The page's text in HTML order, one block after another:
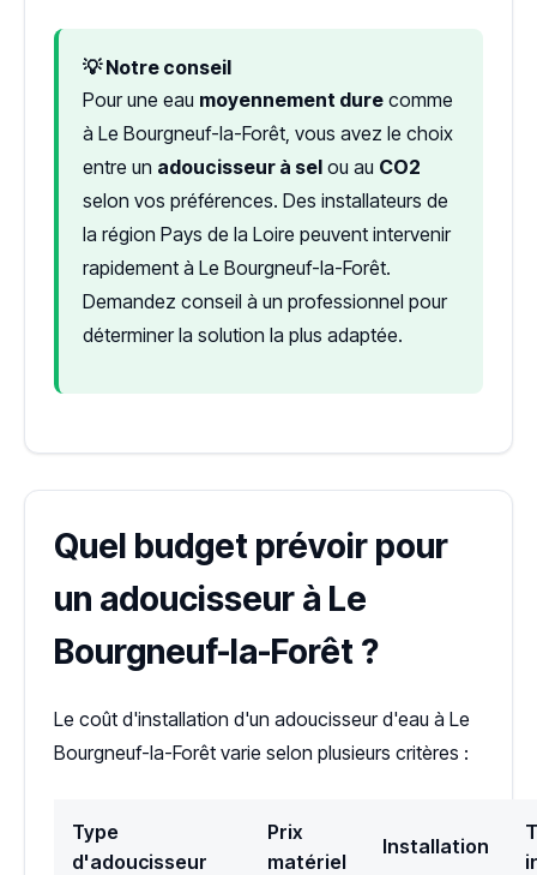
💡 Notre conseil
Pour une eau moyennement dure comme
à Le Bourgneuf-la-Forêt, vous avez le choix
entre un adoucisseur à sel ou au CO2
selon vos préférences. Des installateurs de
la région Pays de la Loire peuvent intervenir
rapidement à Le Bourgneuf-la-Forêt.
Demandez conseil à un professionnel pour
déterminer la solution la plus adaptée.
Quel budget prévoir pour
un adoucisseur à Le
Bourgneuf-la-Forêt ?
Le coût d'installation d'un adoucisseur d'eau à Le
Bourgneuf-la-Forêt varie selon plusieurs critères :
Type
d'adoucisseur
Prix
matériel
Installation